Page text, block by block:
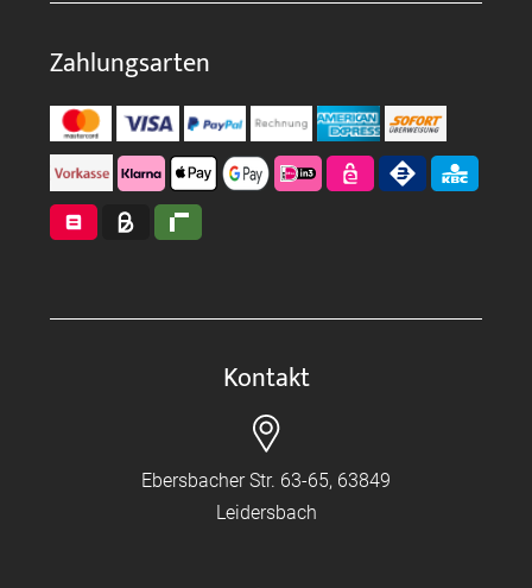
Zahlungsarten
Kontakt
Ebersbacher Str. 63-65, 63849
Leidersbach